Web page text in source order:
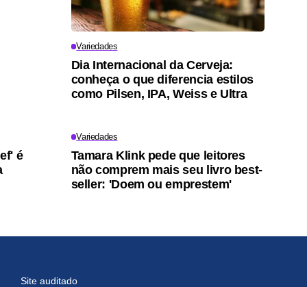
Variedades
Dia Internacional da Cerveja:
conheça o que diferencia estilos
como Pilsen, IPA, Weiss e Ultra
é
Variedades
Tamara Klink pede que leitores
não comprem mais seu livro best-
seller: 'Doem ou emprestem'
Site auditado